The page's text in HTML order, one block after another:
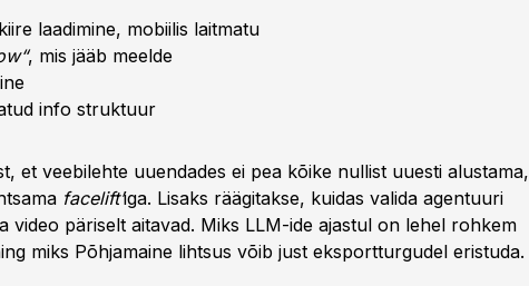
laadimine, mobiilis laitmatu
, mis jääb meelde
info struktuur
et veebilehte uuendades ei pea kõike nullist uuesti alustama,
facelift’iga. Lisaks räägitakse, kuidas valida agentuuri
video päriselt aitavad. Miks LLM-ide ajastul on lehel rohkem
miks Põhjamaine lihtsus võib just eksportturgudel eristuda.